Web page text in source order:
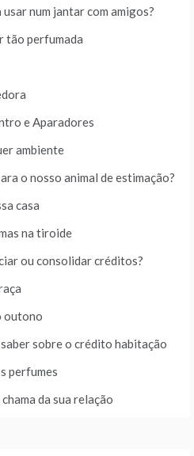
num jantar com amigos?
tão perfumada
e Aparadores
ambiente
o nosso animal de estimação?
casa
na tiroide
ou consolidar créditos?
outono
sobre o crédito habitação
perfumes
da sua relação